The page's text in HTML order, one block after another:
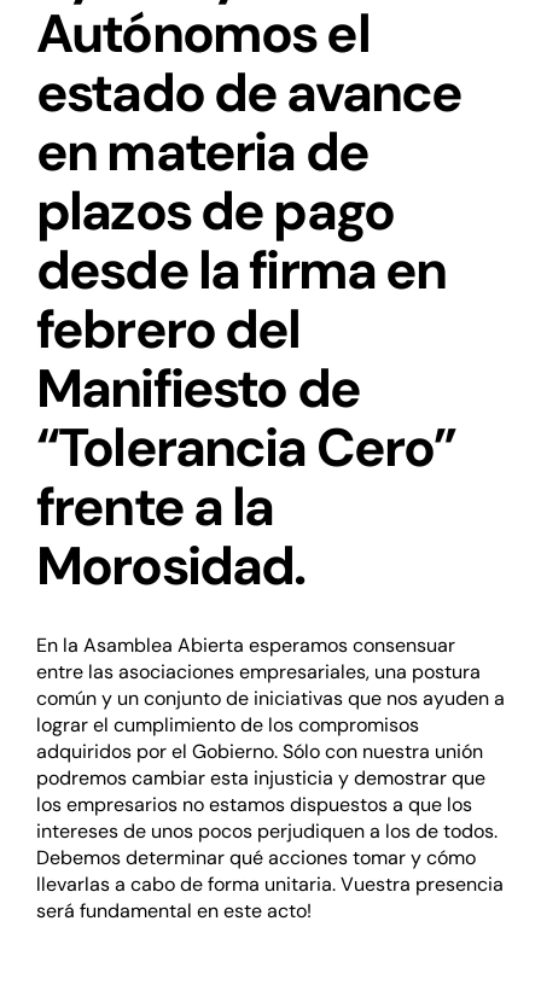
Autónomos el
estado de avance
en materia de
plazos de pago
desde la firma en
febrero del
Manifiesto de
“Tolerancia Cero”
frente a la
Morosidad.
En la Asamblea Abierta esperamos consensuar
entre las asociaciones empresariales, una postura
común y un conjunto de iniciativas que nos ayuden a
lograr el cumplimiento de los compromisos
adquiridos por el Gobierno. Sólo con nuestra unión
podremos cambiar esta injusticia y demostrar que
los empresarios no estamos dispuestos a que los
intereses de unos pocos perjudiquen a los de todos.
Debemos determinar qué acciones tomar y cómo
llevarlas a cabo de forma unitaria. Vuestra presencia
será fundamental en este acto!